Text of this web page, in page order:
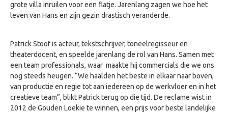
grote villa inruilen voor een flatje. Jarenlang zagen we hoe het
leven van Hans en zijn gezin drastisch veranderde.
Patrick Stoof is acteur, tekstschrijver, toneelregisseur en
theaterdocent, en speelde jarenlang de rol van Hans. Samen met
een team professionals, waar maakte hij commercials die we ons
nog steeds heugen. “We haalden het beste in elkaar naar boven,
van productie en regie tot aan iedereen op de werkvloer en in het
creatieve team”, blikt Patrick terug op die tijd. De reclame wist in
2012 de Gouden Loekie te winnen, een prijs voor beste landelijke